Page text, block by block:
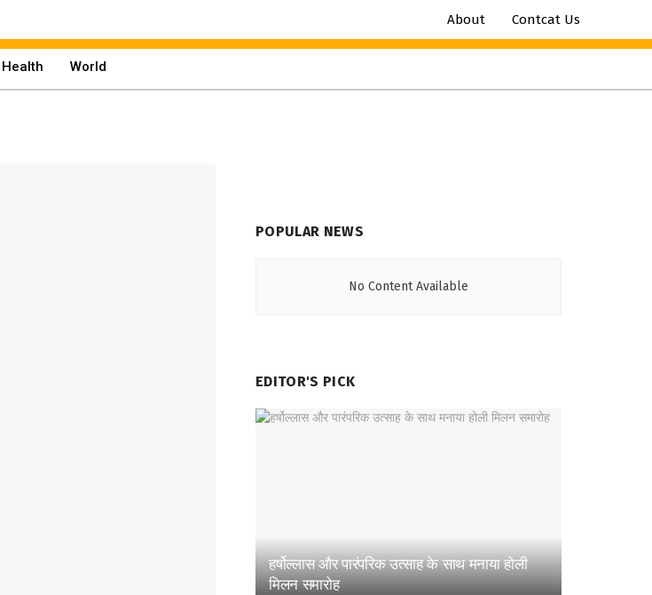
About Contcat Us
Health World
POPULAR NEWS
No Content Available
EDITOR'S PICK
हर्षोल्लास और पारंपरिक उत्साह के साथ मनाया होली
मिलन समारोह